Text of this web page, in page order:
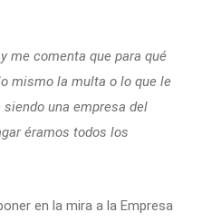
me comenta que para qué
mismo la multa o lo que le
una empresa del
éramos todos los
en la mira a la Empresa